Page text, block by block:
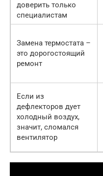
доверить только
специалистам
Замена термостата –
это дорогостоящий
ремонт
Если из
дефлекторов дует
холодный воздух,
значит, сломался
вентилятор